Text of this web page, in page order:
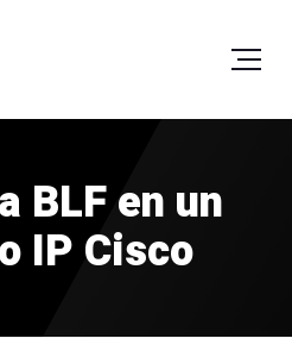
BLF en un
IP Cisco